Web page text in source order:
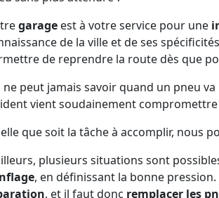
garage est à votre service pour une
de la ville et de ses
de reprendre la route dès que
ne peut jamais savoir quand un pneu
vient soudainement
que soit la tâche à accomplir, nous
plusieurs situations sont
, en définissant la bonne
, et il faut donc remplacer les